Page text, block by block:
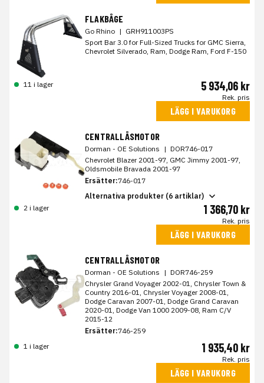
FLAKBÅGE
Go Rhino | GRH911003PS
Sport Bar 3.0 for Full-Sized Trucks for GMC Sierra,
Chevrolet Silverado, Ram, Dodge Ram, Ford F-150
11 i lager 5 934,06 kr
Rek. pris
LÄGG I VARUKORG
CENTRALLÅSMOTOR
Dorman - OE Solutions | DOR746-017
Chevrolet Blazer 2001-97, GMC Jimmy 2001-97,
Oldsmobile Bravada 2001-97
Ersätter:746-017
Alternativa produkter (6 artiklar)
2 i lager
1 366,70 kr
Rek. pris
LÄGG I VARUKORG
CENTRALLÅSMOTOR
Dorman - OE Solutions | DOR746-259
Chrysler Grand Voyager 2002-01, Chrysler Town &
Country 2016-01, Chrysler Voyager 2008-01,
Dodge Caravan 2007-01, Dodge Grand Caravan
2020-01, Dodge Van 1000 2009-08, Ram C/V
2015-12
Ersätter:746-259
1 i lager
1 935,40 kr
Rek. pris
LÄGG I VARUKORG